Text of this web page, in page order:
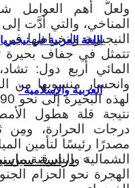
اللغة العربية في
العربية والإسلامية”
دراسة
ولعلَّ أهم العوامل
المناخي، والتي أدَّت
النيجيرية وانخراطها
تتمثل في جفاف بحيرة
المائي أربع دول:
وانحسار منسوبها من
نتيجة قلة هطول
درجات الحرارة، ومِن
مصدرًا رئيسًا لتأمين
الشمالية والشرقية من
الهجرة نحو الحزام